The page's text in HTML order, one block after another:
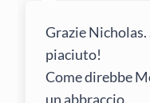
Grazie
piaciuto!
Come direbbe
un abbraccio,